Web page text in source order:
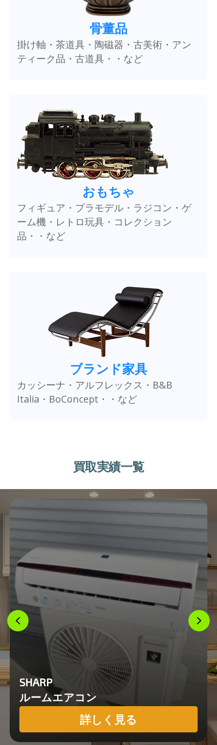
骨董品
掛け軸・茶道具・陶磁器・古美術・アン
ティーク品・古道具・・など
おもちゃ
フィギュア・プラモデル・ラジコン・ゲ
ーム機・レトロ玩具・コレクション
品・・など
ブランド家具
カッシーナ・アルフレックス・B&B
Italia・BoConcept・・など
買取実績一覧
SHARP
ルームエアコン
詳しく見る